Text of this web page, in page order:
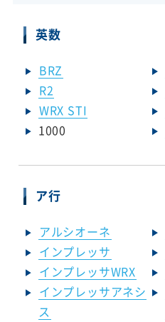
英数
BRZ
R2
WRX STI
1000
ア行
アルシオーネ
インプレッサ
インプレッサWRX
インプレッサアネシ
ス